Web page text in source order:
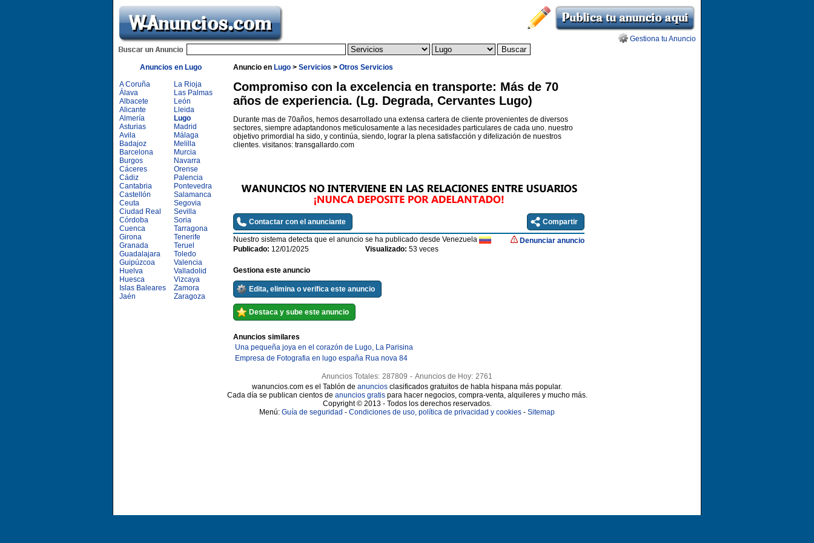
Gestiona tu Anuncio
Anuncios en Lugo
A Coruña
Álava
Albacete
Alicante
Almería
Asturias
Avila
Badajoz
Barcelona
Burgos
Cáceres
Cádiz
Cantabria
Castellón
Ceuta
Ciudad Real
Córdoba
Cuenca
Girona
Granada
Guadalajara
Guipúzcoa
Huelva
Huesca
Islas Baleares
Jaén
La Rioja
Las Palmas
León
Lleida
Lugo
Madrid
Málaga
Melilla
Murcia
Navarra
Orense
Palencia
Pontevedra
Salamanca
Segovia
Sevilla
Soria
Tarragona
Tenerife
Teruel
Toledo
Valencia
Valladolid
Vizcaya
Zamora
Zaragoza
Anuncio en Lugo > Servicios > Otros Servicios
Compromiso con la excelencia en transporte: Más de 70
años de experiencia. (Lg. Degrada, Cervantes Lugo)
Durante mas de 70años, hemos desarrollado una extensa cartera de cliente provenientes de diversos
sectores, siempre adaptandonos meticulosamente a las necesidades particulares de cada uno. nuestro
objetivo primordial ha sido, y continúa, siendo, lograr la plena satisfacción y difelización de nuestros
clientes. visitanos: transgallardo.com
Contactar con el anunciante Compartir
Nuestro sistema detecta que el anuncio se ha publicado desde Venezuela
Denunciar anuncio
Publicado: 12/01/2025 Visualizado: 53 veces
Gestiona este anuncio
Edita, elimina o verifica este anuncio
Destaca y sube este anuncio
Anuncios similares
Una pequeña joya en el corazón de Lugo, La Parisina
Empresa de Fotografia en lugo españa Rua nova 84
Anuncios Totales: 287809 - Anuncios de Hoy: 2761
wanuncios.com es el Tablón de anuncios clasificados gratuitos de habla hispana más popular.
Cada día se publican cientos de anuncios gratispara hacer negocios, compra-venta, alquileres y mucho más.
Copyright © 2013 - Todos los derechos reservados.
Menú: Guía de seguridad - Condiciones de uso, política de privacidad y cookies - Sitemap